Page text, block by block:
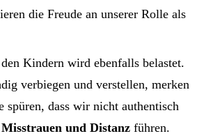
die Freude an unserer Rolle als
Kindern wird ebenfalls belastet.
verbiegen und verstellen, merken
spüren, dass wir nicht authentisch
Misstrauen und Distanz führen.